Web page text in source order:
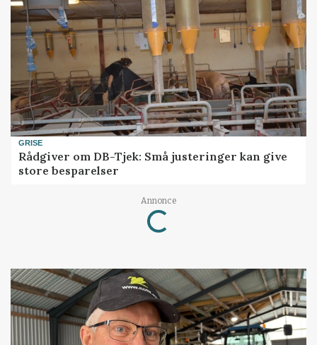
GRISE
Rådgiver om DB-Tjek: Små justeringer kan give
store besparelser
Annonce
Loading...